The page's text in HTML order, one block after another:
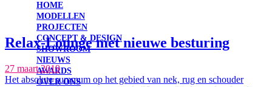
HOME
MODELLEN
PROJECTEN
CONCEPT & DESIGN
SHOWROOM
NIEUWS
AWARDS
OVER ONS
Relax-Lounge met nieuwe besturing
27 maart 2019
Het absolute summum op het gebied van nek, rug en schouder